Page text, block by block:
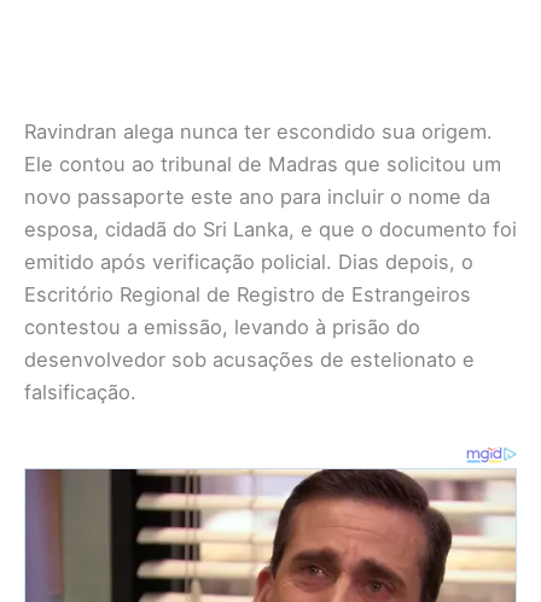
Ravindran alega nunca ter escondido sua origem.
Ele contou ao tribunal de Madras que solicitou um
novo passaporte este ano para incluir o nome da
esposa, cidadã do Sri Lanka, e que o documento foi
emitido após verificação policial. Dias depois, o
Escritório Regional de Registro de Estrangeiros
contestou a emissão, levando à prisão do
desenvolvedor sob acusações de estelionato e
falsificação.